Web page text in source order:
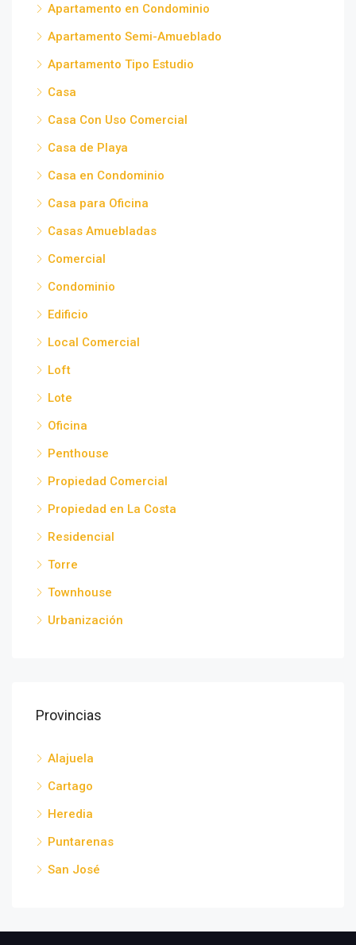
Apartamento en Condominio
Apartamento Semi-Amueblado
Apartamento Tipo Estudio
Casa
Casa Con Uso Comercial
Casa de Playa
Casa en Condominio
Casa para Oficina
Casas Amuebladas
Comercial
Condominio
Edificio
Local Comercial
Loft
Lote
Oficina
Penthouse
Propiedad Comercial
Propiedad en La Costa
Residencial
Torre
Townhouse
Urbanización
Provincias
Alajuela
Cartago
Heredia
Puntarenas
San José